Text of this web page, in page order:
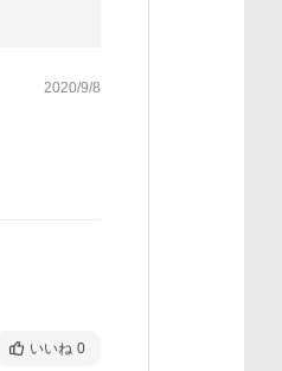
2020/9/8
いいね 0